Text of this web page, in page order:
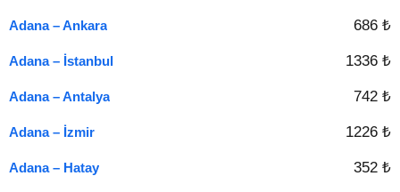
Adana – Ankara 686 ₺
Adana – İstanbul 1336 ₺
Adana – Antalya 742 ₺
Adana – İzmir 1226 ₺
Adana – Hatay 352 ₺